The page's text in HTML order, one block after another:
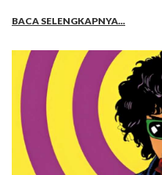
BACA SELENGKAPNYA...